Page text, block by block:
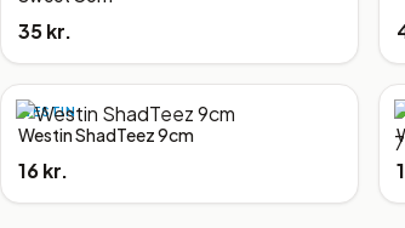
35 kr.
WESTIN
Westin ShadTeez 9cm
16 kr.